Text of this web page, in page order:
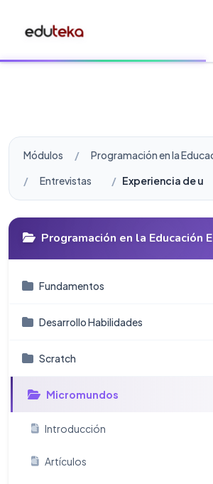
Módulos
Programación en la
Entrevistas
Experiencia de
Programación en la Educación
Fundamentos
Desarrollo Habilidades
Scratch
Micromundos
Introducción
Artículos